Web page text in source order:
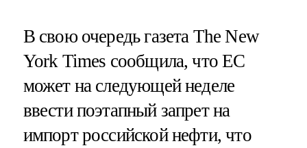
В свою очередь газета The New
York Times сообщила, что ЕС
может на следующей неделе
ввести поэтапный запрет на
импорт российской нефти, что